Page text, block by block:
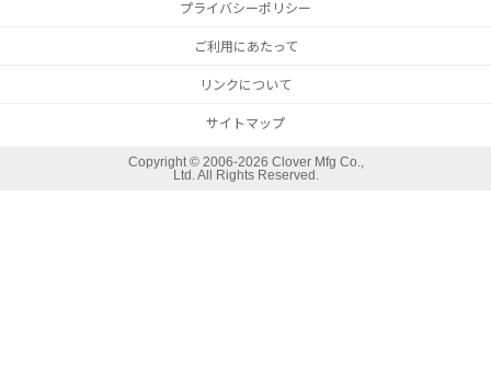
プライバシーポリシー
ご利用にあたって
リンクについて
サイトマップ
Copyright © 2006-2026 Clover Mfg Co.,
Ltd. All Rights Reserved.